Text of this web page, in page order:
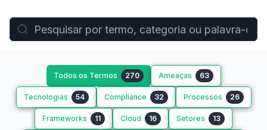
Todos os Termos 270 Ameaças 63
Tecnologias 54 Compliance 32 Processos 26
Frameworks 11 Cloud 16 Setores 13